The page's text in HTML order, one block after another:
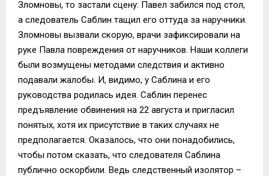
Зломновы, то застали сцену: Павел забился под стол,
а следователь Саблин тащил его оттуда за наручники.
Зломновы вызвали скорую, врачи зафиксировали на
руке Павла повреждения от наручников. Наши коллеги
были возмущены методами следствия и активно
подавали жалобы. И, видимо, у Саблина и его
руководства родилась идея. Саблин перенес
предъявление обвинения на 22 августа и пригласил
понятых, хотя их присутствие в таких случаях не
предполагается. Оказалось, что они понадобились,
чтобы потом сказать, что следователя Саблина
публично оскорбили. Ведь следственный изолятор –